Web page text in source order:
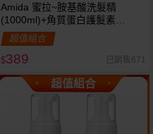
Amida 蜜拉~胺基酸洗髮精
(1000ml)+角質蛋白護髮素
(250ml) 組合款
超值組合
$389 已銷售671
超值組合